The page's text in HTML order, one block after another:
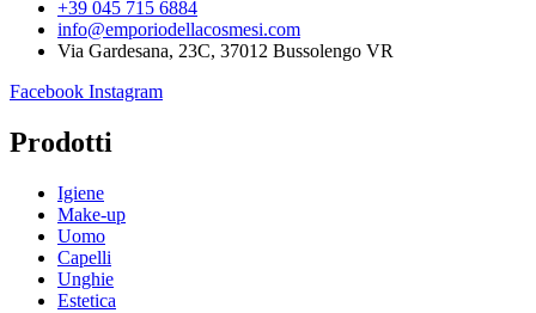
+39 045 715 6884
info@emporiodellacosmesi.com
Via Gardesana, 23C, 37012 Bussolengo VR
Facebook Instagram
Prodotti
Igiene
Make-up
Uomo
Capelli
Unghie
Estetica